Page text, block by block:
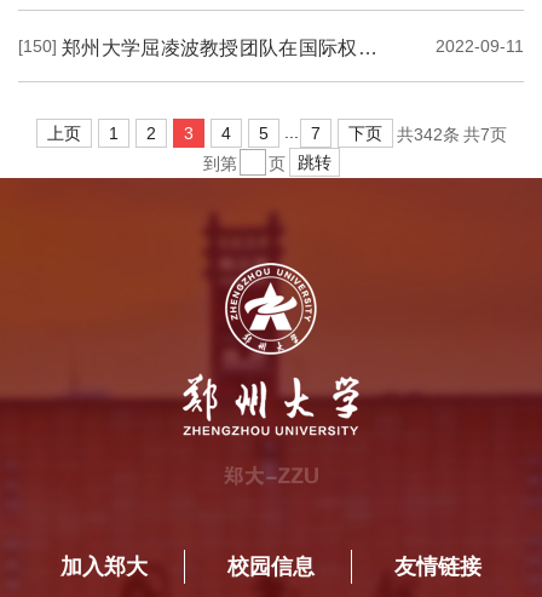
[150] 郑州大学屈凌波教授团队在国际权威期刊上发表综述文章 2022-09-11
上页 1 2 3 4 5 7 下页 共342条 共7页
到第
页 跳转
加入郑大 校园信息 友情链接